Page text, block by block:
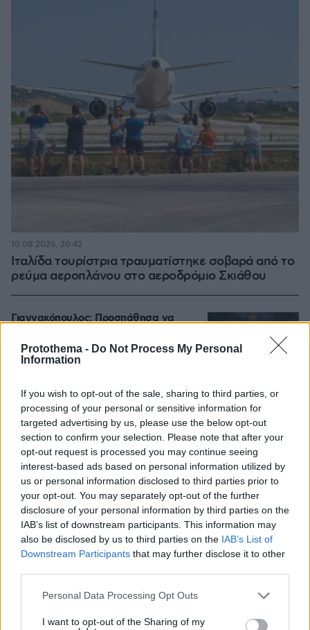
Protothema - Do Not Process My Personal
Information
If you wish to opt-out of the sale, sharing to third parties, or
processing of your personal or sensitive information for
targeted advertising by us, please use the below opt-out
section to confirm your selection. Please note that after your
opt-out request is processed you may continue seeing
interest-based ads based on personal information utilized by
us or personal information disclosed to third parties prior to
your opt-out. You may separately opt-out of the further
disclosure of your personal information by third parties on the
IAB’s list of downstream participants. This information may
also be disclosed by us to third parties on the IAB’s List of
Downstream Participants that may further disclose it to other
Please note that this website/app uses one or more Google
not limited to your visit or usage behaviour. You may click to
Personal Data Processing Opt Outs
I want to opt-out of the Sharing of my
Ιταλίδα τουρίστρια τραυματίστηκε σοβαρά από το
ρεύμα αεροπλάνου στο αεροδρόμιο Σκιάθου
10.08.2026, 20:42
Γιαννακόπουλος: Προσπάθησα να
του χρόνου, ήταν λάθος που κατέβηκε
το λάβαρο του Μποντίρογκα
Η σκοτεινή ιστορία πίσω από τη δόξα:
Όταν ο Κρίστοφερ Νόλαν
εκλιπαρούσε να μην καταδικαστεί ο
αδελφός του για υπόθεση δολοφονίας
στην Κόστα Ρίκα
10.08.2026, 20:48 3
«Σκεφτόμουν την αυτοκτονία»
εξομολογήθηκε ο Μπραντ Πιτ για την
Αντζελίνα Τζολί
10.08.2026, 18:23 19